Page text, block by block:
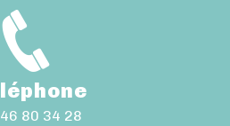
80 34 28